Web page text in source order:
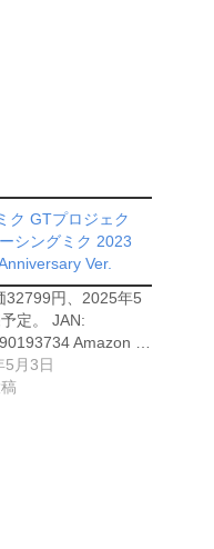
ク GTプロジェク
シングミク 2023
Ver.
32799円、2025年5
定。 JAN:
Amazon …
5月3日